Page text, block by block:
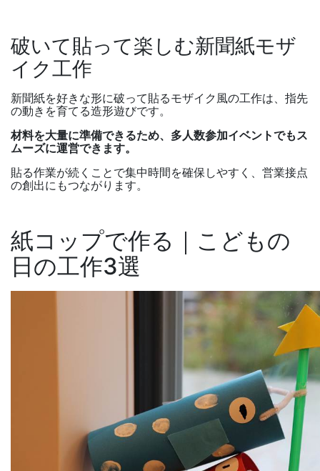
破いて貼って楽しむ新聞紙モザ
イク工作
新聞紙を好きな形に破って貼るモザイク風の工作は、指先
の動きを育てる造形遊びです。
材料を大量に準備できるため、多人数参加イベントでもス
ムーズに運営できます。
貼る作業が続くことで集中時間を確保しやすく、営業接点
の創出にもつながります。
紙コップで作る｜こどもの
日の工作3選